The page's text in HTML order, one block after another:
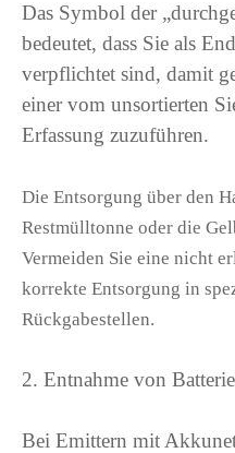
Das Symbol der
bedeutet, dass Sie als
verpflichtet sind, damit
einer vom unsortierten
Erfassung zuzuführen.
Die Entsorgung über den
Restmülltonne oder die
Vermeiden Sie eine nicht
korrekte Entsorgung in
Rückgabestellen.
2. Entnahme von
Bei Emittern mit